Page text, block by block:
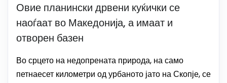
Овие планински дрвени куќички се
наоѓаат во Македонија, а имаат и
отворен базен
Во срцето на недопрената природа, на само
петнаесет километри од урбаното јато на Скопје, се